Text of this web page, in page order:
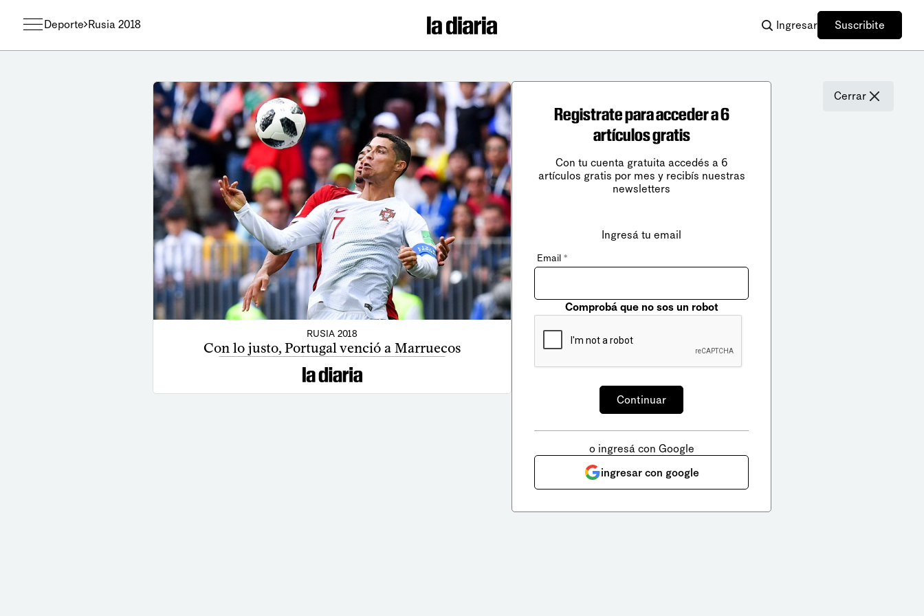
Deporte Rusia 2018 Ingresar Suscribite
RUSIA 2018
Con lo justo, Portugal venció a Marruecos
Cerrar
Registrate para acceder a 6
artículos gratis
Con tu cuenta gratuita accedés a 6
artículos gratis por mes y recibís nuestras
newsletters
Ingresá tu email
Email *
Comprobá que no sos un robot
o ingresá con Google
ingresar con google